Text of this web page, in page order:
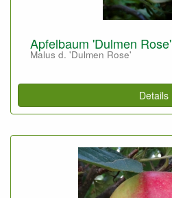
Apfelbaum 'Dulmen Rose'
Malus d. 'Dulmen Rose'
Details